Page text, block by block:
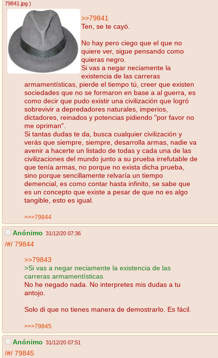
79841.jpg )
>>79841
Ten, se te cayó.
No hay pero ciego que el que no
quiere ver, sigue pensando como
quieras negro.
Si vas a negar neciamente la
existencia de las carreras
armamentísticas, pierde el tiempo tú, creer que existen
sociedades que no se formaron en base a al guerra, es
como decir que pudo existir una civilización que logró
sobrevivir a depredadores naturales, imperios,
dictadores, reinados y potencias pidiendo "por favor no
me opriman".
Si tantas dudas te da, busca cualquier civilización y
verás que siempre, siempre, desarrolla armas, nadie va
avenir a hacerte un listado de todas y cada una de las
civilizaciones del mundo junto a su prueba irrefutable de
que tenía armas, no porque no exista dicha prueba,
sino porque sencillamente relvaría un tiempo
demencial, es como contar hasta infinito, se sabe que
es un concepto que existe a pesar de que no es algo
tangible, esto es igual.
>>>79844
Anónimo 31/12/20 07:36
/#/ 79844
>>79843
>Si vas a negar neciamente la existencia de las
carreras armamentísticas
No he negado nada. No interpretes mis dudas a tu
antojo.
Solo di que no tienes manera de demostrarlo. Es fácil.
>>>79845
Anónimo 31/12/20 07:51
/#/ 79845